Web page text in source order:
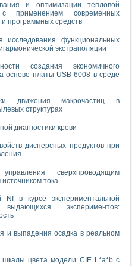
и оптимизации тепловой
с применением современных
программных средств
исследования функциональных
экстраполяции
создания экономичного
основе платы USB 6008 в среде
движения макрочастиц в
структурах
диагностики крови
дисперсных продуктов при
сверхпроводящим
тока
NI в курсе экспериментальной
экспериментов:
и выпадения осадка в реальном
цвета модели CIE L*a*b с